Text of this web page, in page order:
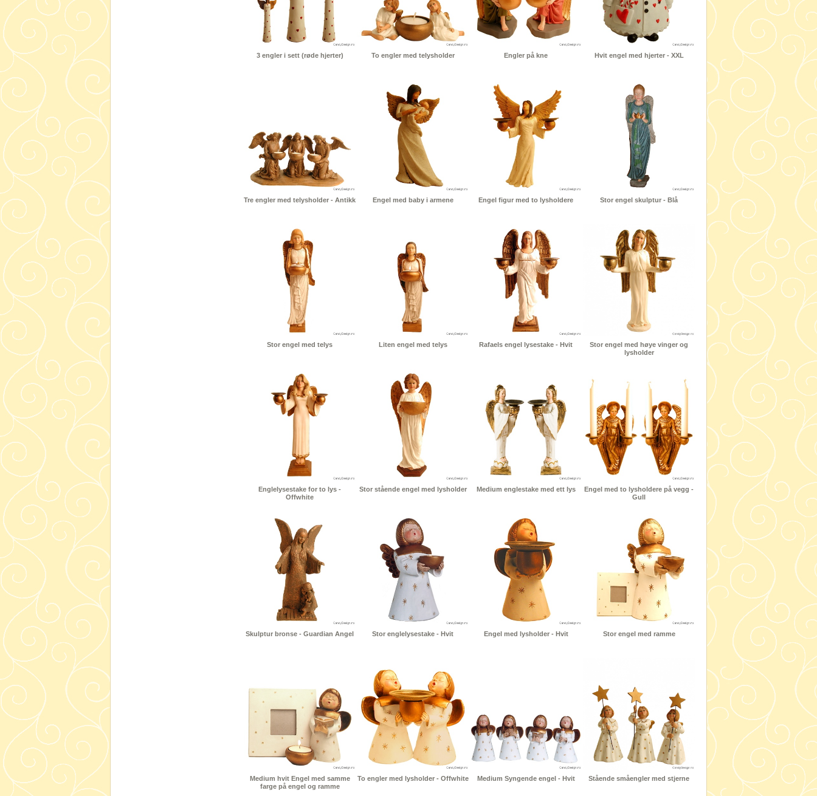
3 engler i sett (røde hjerter) To engler med telysholder Engler på kne Hvit engel med hjerter - XXL
Tre engler med telysholder - Antikk Engel med baby i armene Engel figur med to lysholdere Stor engel skulptur - Blå
Stor engel med telys Liten engel med telys Rafaels engel lysestake - Hvit
Stor engel med høye vinger og
lysholder
Englelysestake for to lys -
Offwhite
Stor stående engel med lysholder Medium englestake med ett lys
Engel med to lysholdere på vegg -
Gull
Skulptur bronse - Guardian Angel Stor englelysestake - Hvit Engel med lysholder - Hvit Stor engel med ramme
Medium hvit Engel med samme
farge på engel og ramme
To engler med lysholder - Offwhite Medium Syngende engel - Hvit Stående småengler med stjerne